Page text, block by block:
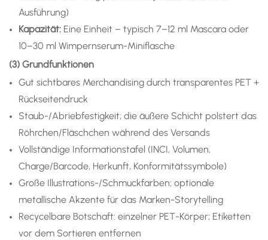
Ausführung)
Kapazität: Eine Einheit – typisch 7–12 ml Mascara oder
10–30 ml Wimpernserum-Miniflasche
(3) Grundfunktionen
Gut sichtbares Merchandising durch transparentes PET +
Rückseitendruck
Staub-/Abriebfestigkeit; die äußere Schicht polstert das
Röhrchen/Fläschchen während des Versands
Vollständige Informationstafel (INCI, Volumen,
Charge/Barcode, Herkunft, Konformitätssymbole)
Große Illustrations-/Schmuckfarben; optionale
metallische Akzente für das Marken-Storytelling
Recycelbare Botschaft: einzelner PET-Körper; Etiketten
vor dem Sortieren entfernen